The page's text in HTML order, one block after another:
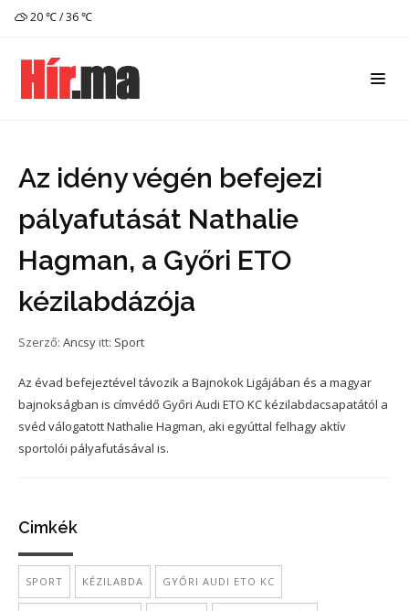
20 ℃ / 36 ℃
Az idény végén befejezi
pályafutását Nathalie
Hagman, a Győri ETO
kézilabdázója
Szerző: Ancsy itt: Sport
Az évad befejeztével távozik a Bajnokok Ligájában és a magyar
bajnokságban is címvédő Győri Audi ETO KC kézilabdacsapatától a
svéd válogatott Nathalie Hagman, aki egyúttal felhagy aktív
sportolói pályafutásával is.
Cimkék
SPORT KÉZILABDA GYŐRI AUDI ETO KC